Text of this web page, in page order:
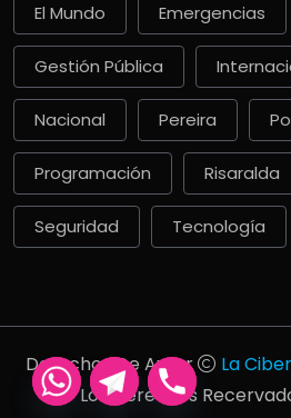
El Mundo Emergencias
Gestión Pública
Nacional Pereira
Programación Risaralda
Seguridad Tecnología
Derechos De Autor La
Los Derechos